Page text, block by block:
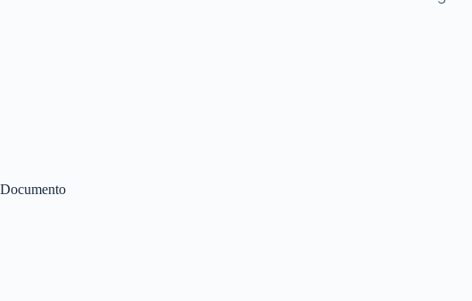
Documento